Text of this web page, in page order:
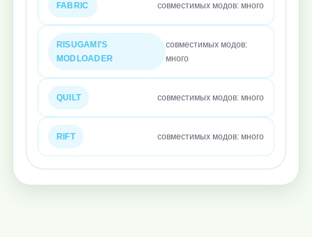
FABRIC совместимых модов: много
RISUGAMI'S
MODLOADER
совместимых модов:
много
QUILT совместимых модов: много
RIFT совместимых модов: много